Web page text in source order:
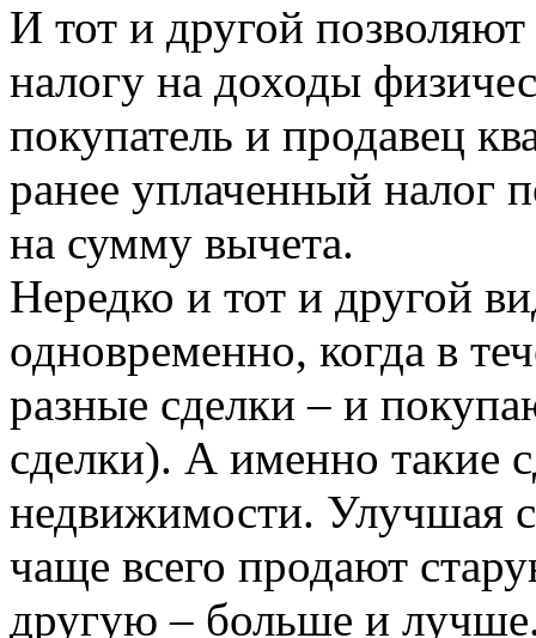
И тот и другой
налогу на доходы
покупатель и продавец
ранее уплаченный налог
на сумму вычета.
Нередко и тот и другой
одновременно, когда в
разные сделки – и
сделки). А именно такие
недвижимости. Улучшая
чаще всего продают
другую – больше и